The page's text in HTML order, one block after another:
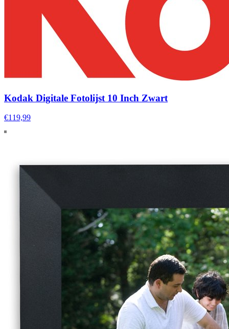
Kodak Digitale Fotolijst 10 Inch Zwart
€119,99